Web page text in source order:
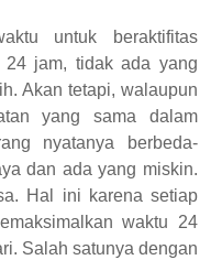
untuk beraktifitas
jam, tidak ada yang
Akan tetapi, walaupun
yang sama dalam
nyatanya berbeda-
dan ada yang miskin.
Hal ini karena setiap
waktu 24
Salah satunya dengan